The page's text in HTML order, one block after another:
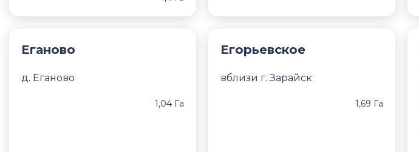
Еганово
д. Еганово
1,04 Га
Егорьевское
вблизи г. Зарайск
1,69 Га